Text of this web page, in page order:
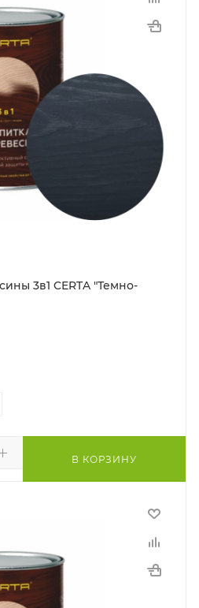
3в1 CERTA "Темно-
В КОРЗИНУ